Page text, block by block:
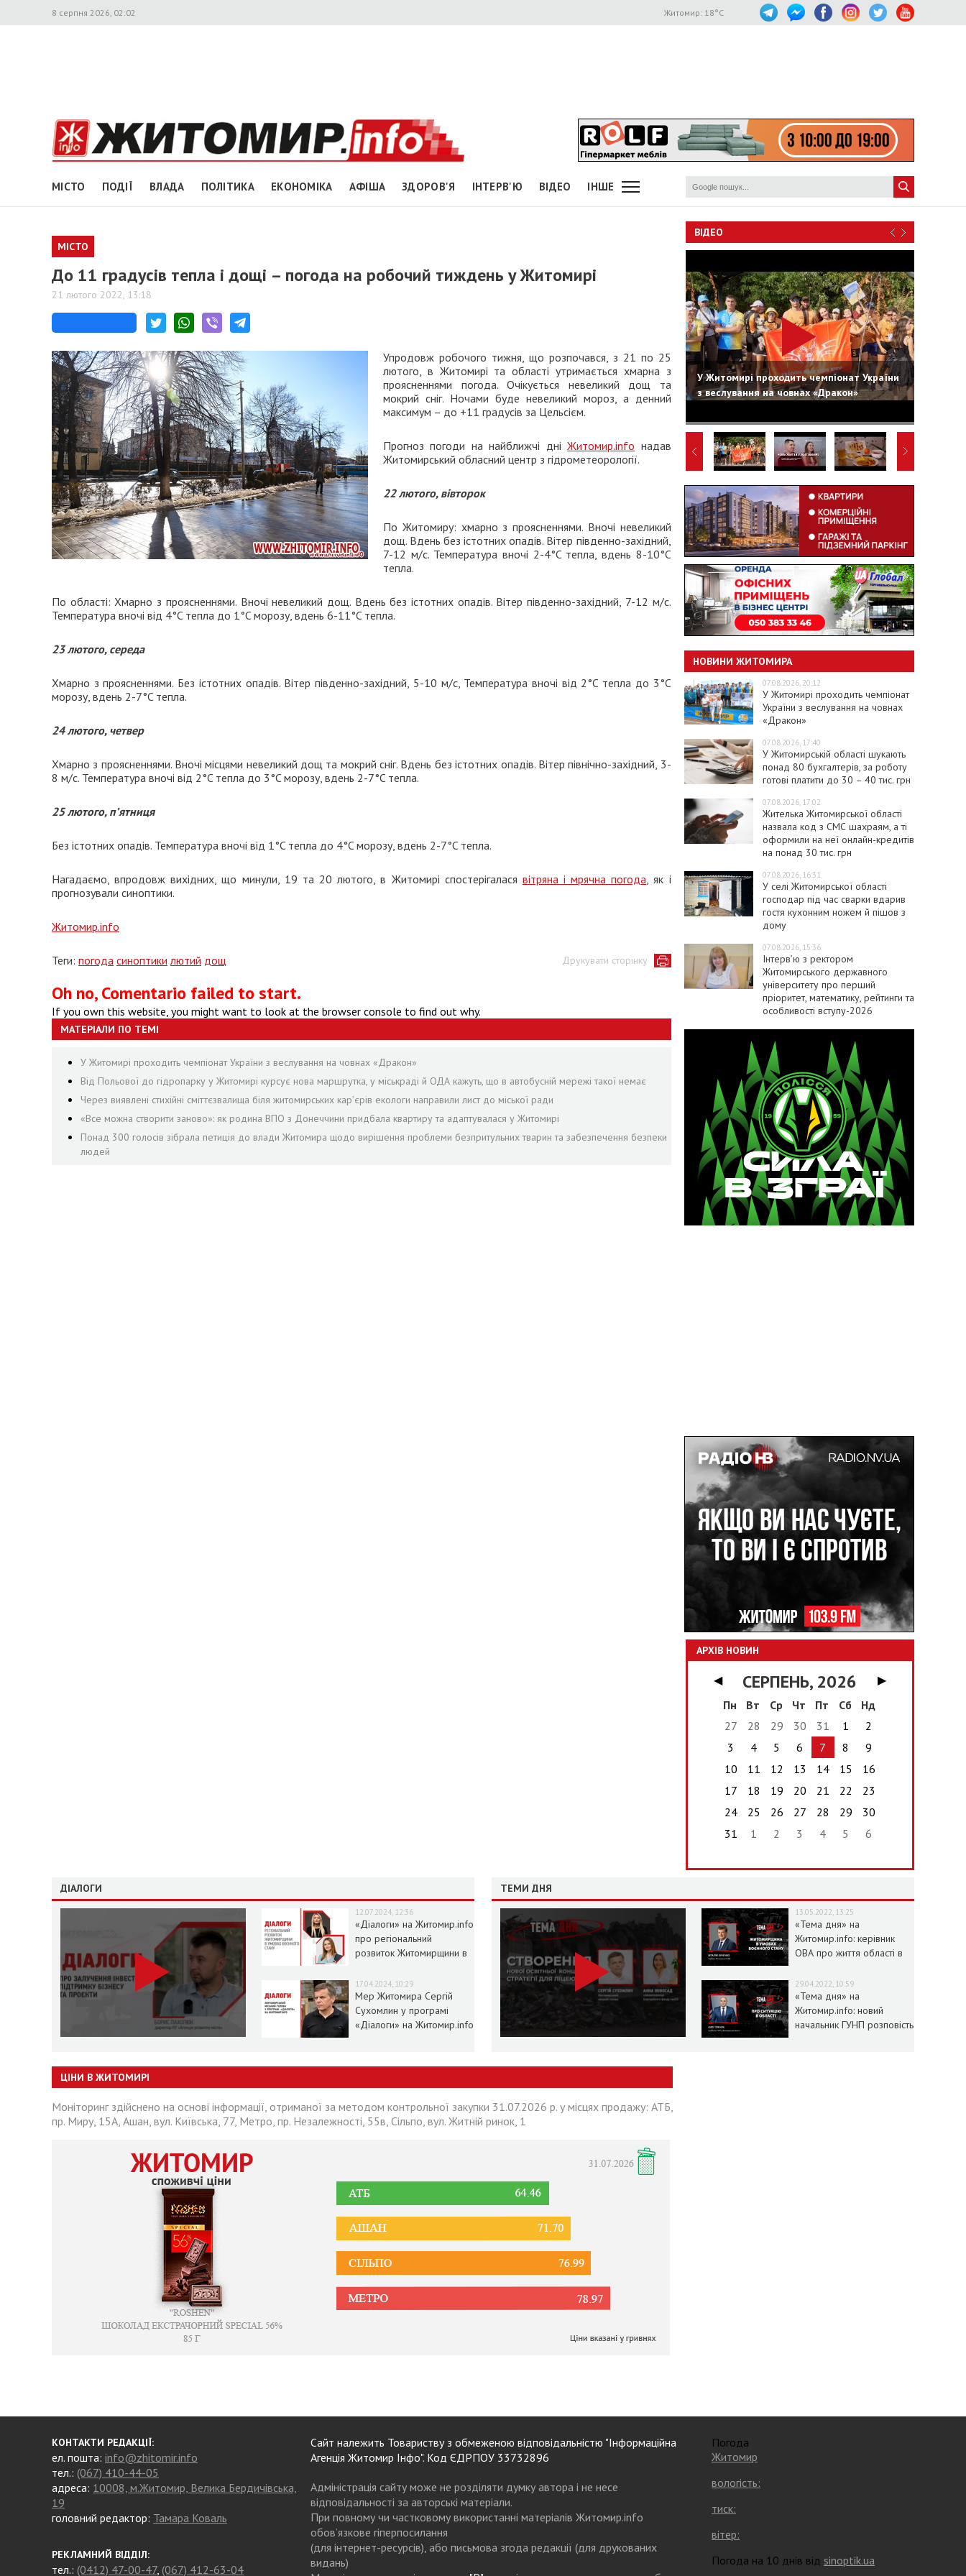
8 серпня 2026, 02:02 Житомир: 18°C
МІСТО ПОДІЇ ВЛАДА ПОЛІТИКА ЕКОНОМІКА АФІША ЗДОРОВ'Я ІНТЕРВ'Ю ВІДЕО ІНШЕ
МІСТО
До 11 градусів тепла і дощі – погода на робочий тиждень у Житомирі
21 лютого 2022, 13:18
Упродовж робочого тижня, що розпочався, з 21 по 25
лютого, в Житомирі та області утримається хмарна з
проясненнями погода. Очікується невеликий дощ та
мокрий сніг. Ночами буде невеликий мороз, а денний
максимум – до +11 градусів за Цельсієм.
Прогноз погоди на найближчі дніЖитомир.info надав
Житомирський обласний центр з гідрометеорології.
22 лютого, вівторок
По Житомиру: хмарно з проясненнями. Вночі невеликий
дощ. Вдень без істотних опадів. Вітер південно-західний,
7-12 м/с. Температура вночі 2-4°C тепла, вдень 8-10°C
тепла.
По області: Хмарно з проясненнями. Вночі невеликий дощ. Вдень без істотних опадів. Вітер південно-західний, 7-12 м/с.
Температура вночі від 4°C тепла до 1°C морозу, вдень 6-11°C тепла.
23 лютого, середа
Хмарно з проясненнями. Без істотних опадів. Вітер південно-західний, 5-10 м/с, Температура вночі від 2°C тепла до 3°C
морозу, вдень 2-7°C тепла.
24 лютого, четвер
Хмарно з проясненнями. Вночі місцями невеликий дощ та мокрий сніг. Вдень без істотних опадів. Вітер північно-західний, 3-
8 м/с. Температура вночі від 2°C тепла до 3°C морозу, вдень 2-7°C тепла.
25 лютого, п’ятниця
Без істотних опадів. Температура вночі від 1°C тепла до 4°C морозу, вдень 2-7°C тепла.
Нагадаємо, впродовж вихідних, що минули, 19 та 20 лютого, в Житомирі спостерігалася вітряна і мрячна погода, як і
прогнозували синоптики.
Житомир.info
Друкувати сторінку
Теги: погода синоптики лютий дощ
Oh no, Comentario failed to start.
If you own this website, you might want to look at the browser console to find out why.
МАТЕРІАЛИ ПО ТЕМІ
У Житомирі проходить чемпіонат України з веслування на човнах «Дракон»
Від Польової до гідропарку у Житомирі курсує нова маршрутка, у міськраді й ОДА кажуть, що в автобусній мережі такої немає
Через виявлені стихійні сміттєзвалища біля житомирських кар’єрів екологи направили лист до міської ради
«Все можна створити заново»: як родина ВПО з Донеччини придбала квартиру та адаптувалася у Житомирі
Понад 300 голосів зібрала петиція до влади Житомира щодо вирішення проблеми безпритульних тварин та забезпечення безпеки
людей
ВІДЕО
У Житомирі проходить чемпіонат України
з веслування на човнах «Дракон»
НОВИНИ ЖИТОМИРА
07.08.2026, 20:12
У Житомирі проходить чемпіонат
України з веслування на човнах
«Дракон»
07.08.2026, 17:40
У Житомирській області шукають
понад 80 бухгалтерів, за роботу
готові платити до 30 – 40 тис. грн
07.08.2026, 17:02
Жителька Житомирської області
назвала код з СМС шахраям, а ті
оформили на неї онлайн-кредитів
на понад 30 тис. грн
07.08.2026, 16:31
У селі Житомирської області
господар під час сварки вдарив
гостя кухонним ножем й пішов з
дому
07.08.2026, 15:36
Інтерв’ю з ректором
Житомирського державного
університету про перший
пріоритет, математику, рейтинги та
особливості вступу-2026
АРХІВ НОВИН
◀ СЕРПЕНЬ, 2026
▶
Пн
Вт Ср Чт Пт Сб
Нд
27
28 29 30 31 1
2
3
4 5 6 7 8
9
10
11 12 13 14 15
16
17
18 19 20 21 22
23
24
25 26 27 28 29
30
31
1 2 3 4 5 6
ДІАЛОГИ
12.07.2024, 12:36
«Діалоги» на Житомир.info
про регіональний
розвиток Житомирщини в
17.04.2024, 10:29
Мер Житомира Сергій
Сухомлин у програмі
«Діалоги» на Житомир.info
ТЕМИ ДНЯ
13.05.2022, 13:25
«Тема дня» на
Житомир.info: керівник
ОВА про життя області в
29.04.2022, 10:59
«Тема дня» на
Житомир.info: новий
начальник ГУНП розповість
ЦІНИ В ЖИТОМИРІ
Моніторинг здійснено на основі інформації, отриманої за методом контрольної закупки 31.07.2026 р. у місцях продажу: АТБ,
пр. Миру, 15А, Ашан, вул. Київська, 77, Метро, пр. Незалежності, 55в, Сільпо, вул. Житній ринок, 1
КОНТАКТИ РЕДАКЦІЇ:
ел. пошта: info@zhitomir.info
тел.: (067) 410-44-05
адреса: 10008, м.Житомир, Велика Бердичівська,
19
головний редактор: Тамара Коваль
РЕКЛАМНИЙ ВІДДІЛ:
тел.: (0412) 47-00-47, (067) 412-63-04
Сайт належить Товариству з обмеженою відповідальністю "Інформаційна
Агенція Житомир Інфо". Код ЄДРПОУ 33732896
Адміністрація сайту може не розділяти думку автора і не несе
відповідальності за авторські матеріали.
При повному чи частковому використанні матеріалів Житомир.info
обов’язкове гіперпосилання
(для інтернет-ресурсів), або письмова згода редакції (для друкованих
видань)
Погода
Житомир
вологість:
тиск:
вітер:
Погода на 10 днів від sinoptik.ua